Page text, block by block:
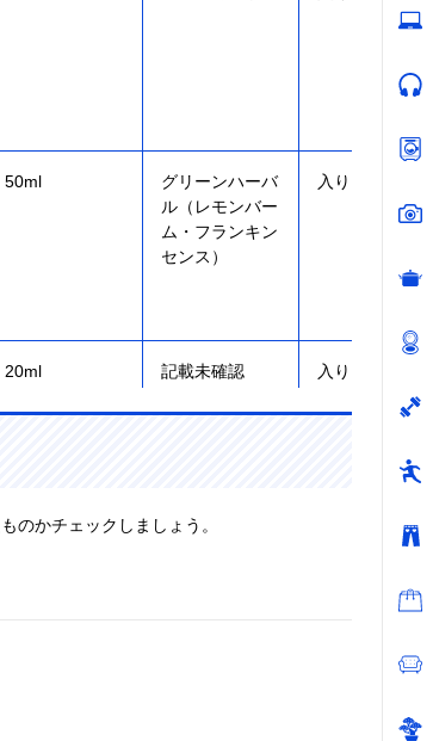
50ml
グリーンハーバ
ル（レモンバー
ム・フランキン
センス）
入り
20ml 記載未確認 入り
のかチェックしましょう。